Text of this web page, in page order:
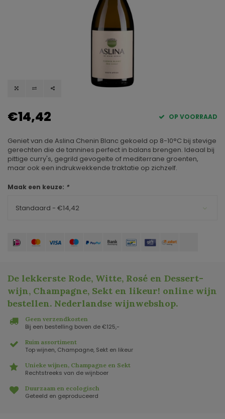
€14,42 OP VOORRAAD
Geniet van de Aslina Chenin Blanc gekoeld op 8-10°C bij stevige
gerechten die de tannines perfect in balans brengen. Ideaal bij
pittige curry's, gegrild gevogelte of mediterrane groenten,
maar ook een indrukwekkende traktatie op zichzelf.
Maak een keuze: *
Standaard - €14,42
De lekkerste Rode, Witte, Rosé en Dessert-
wijn, Champagne, Sekt en likeur! online wijn
bestellen. Nederlandse wijnwebshop.
Geen verzendkosten
Bij een bestelling boven de €125,-
Ruim assortiment
Top wijnen, Champagne, Sekt en likeur
Unieke wijnen, Champagne en Sekt
Rechtstreeks van de wijnboer
Duurzaam en ecologisch
Geteeld en geproduceerd